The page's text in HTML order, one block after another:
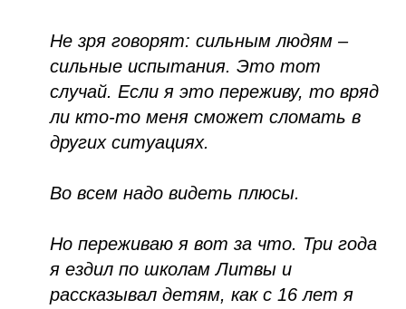
Не зря говорят: сильным людям –
сильные испытания. Это тот
случай. Если я это переживу, то вряд
ли кто-то меня сможет сломать в
других ситуациях.
Во всем надо видеть плюсы.
Но переживаю я вот за что. Три года
я ездил по школам Литвы и
рассказывал детям, как с 16 лет я